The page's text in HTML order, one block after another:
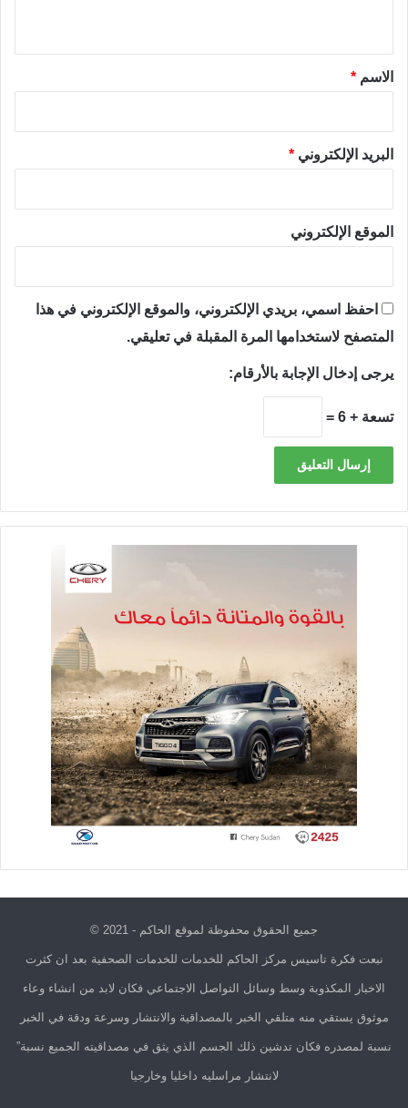
*الاسم *
البريد الإلكتروني *
الموقع الإلكتروني
احفظ اسمي، بريدي الإلكتروني، والموقع الإلكتروني في هذا
المتصفح لاستخدامها المرة المقبلة في تعليقي.
يرجى إدخال الإجابة بالأرقام:
تسعة + 6 =
جميع الحقوق محفوظة لموقع الحاكم - 2021 ©
نبعت فكرة تاسيس مركز الحاكم للخدمات للخدمات الصحفية بعد ان كثرت
الاخبار المكذوبة وسط وسائل التواصل الاجتماعي فكان لابد من انشاء وعاء
موثوق يستقي منه متلقي الخبر بالمصداقية والانتشار وسرعة ودقة في الخبر
نسبة لمصدره فكان تدشين ذلك الجسم الذي يثق في مصداقيته الجميع نسبة”
لانتشار مراسليه داخليا وخارجيا